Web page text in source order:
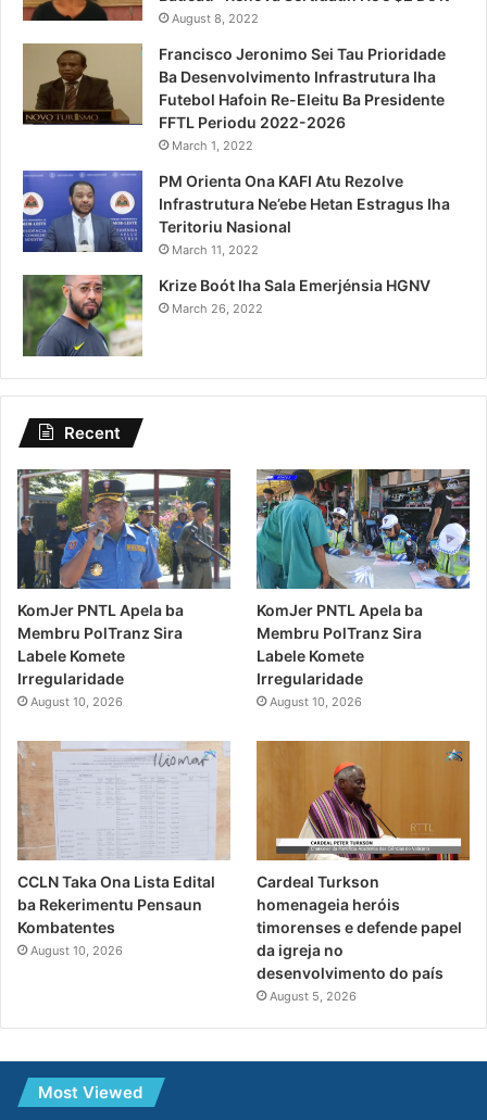
August 8, 2022
Francisco Jeronimo Sei Tau Prioridade
Ba Desenvolvimento Infrastrutura Iha
Futebol Hafoin Re-Eleitu Ba Presidente
FFTL Periodu 2022-2026
March 1, 2022
PM Orienta Ona KAFI Atu Rezolve
Infrastrutura Ne’ebe Hetan Estragus Iha
Teritoriu Nasional
March 11, 2022
Krize Boót Iha Sala Emerjénsia HGNV
March 26, 2022
Recent
KomJer PNTL Apela ba
Membru PolTranz Sira
Labele Komete
Irregularidade
August 10, 2026
KomJer PNTL Apela ba
Membru PolTranz Sira
Labele Komete
Irregularidade
August 10, 2026
CCLN Taka Ona Lista Edital
ba Rekerimentu Pensaun
Kombatentes
August 10, 2026
Cardeal Turkson
homenageia heróis
timorenses e defende papel
da igreja no
desenvolvimento do país
August 5, 2026
Most Viewed